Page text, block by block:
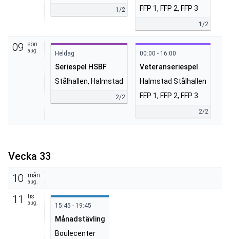
1/2
FFP 1, FFP 2, FFP 3
1/2
09 sön
aug. Heldag
Seriespel HSBF
Stålhallen, Halmstad
2/2
00:00 - 16:00
Veteranseriespel
Halmstad Stålhallen
FFP 1, FFP 2, FFP 3
2/2
Vecka 33
10
mån
aug.
11 tis
aug. 15:45 - 19:45
Månadstävling
Boulecenter